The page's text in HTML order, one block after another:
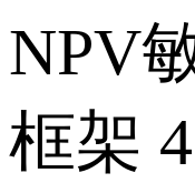
NPV
框架